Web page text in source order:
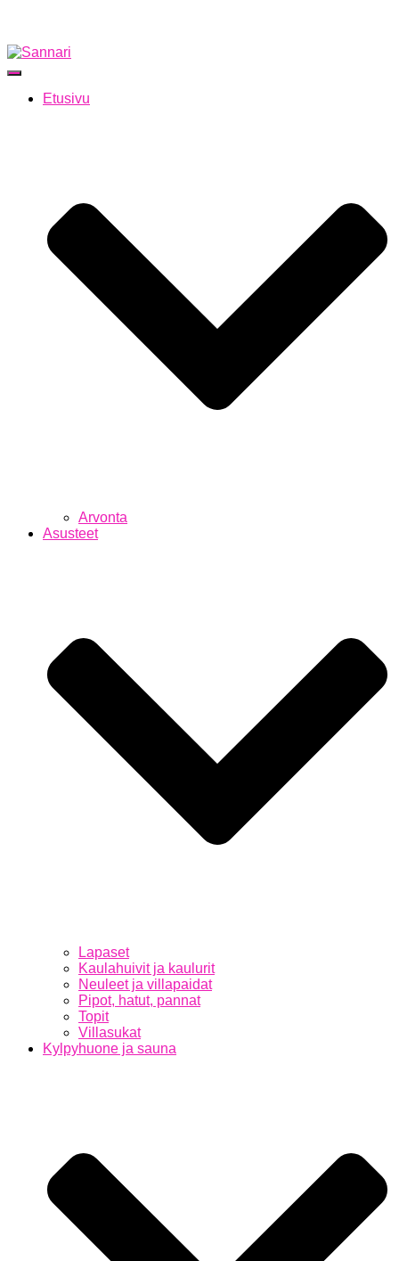
Navigointi
päälle/poisEtusivu
Arvonta
Asusteet
Lapaset
Kaulahuivit ja kaulurit
Neuleet ja villapaidat
Pipot, hatut, pannat
Topit
Villasukat
Kylpyhuone ja sauna